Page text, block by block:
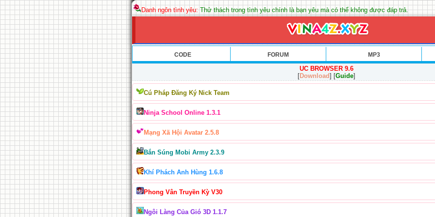
Danh ngôn tình yêu:Thử thách trong tình yêu chính là bạn yêu mà có thể không được đáp trả.
CODE FORUM MP3
UC BROWSER 9.6
[Download] [Guide]
Cú Pháp Đăng Ký Nick Team
Ninja School Online 1.3.1
Mạng Xã Hội Avatar 2.5.8
Bắn Súng Mobi Army 2.3.9
Khí Phách Anh Hùng 1.6.8
Phong Vân Truyền Kỳ V30
Ngôi Làng Của Gió 3D 1.1.7